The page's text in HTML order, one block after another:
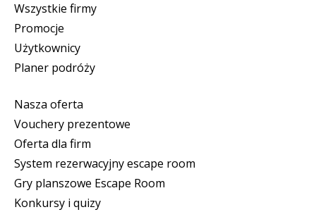
Wszystkie firmy
Promocje
Użytkownicy
Planer podróży
Nasza oferta
Vouchery prezentowe
Oferta dla firm
System rezerwacyjny escape room
Gry planszowe Escape Room
Konkursy i quizy